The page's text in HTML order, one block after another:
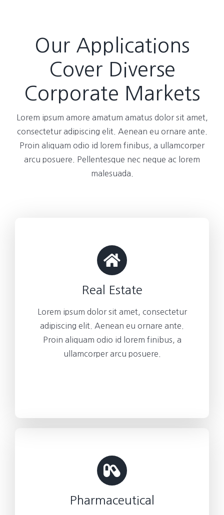
Our Applications
Cover Diverse
Corporate Markets
Lorem ipsum amore amatum amatus dolor sit amet,
consectetur adipiscing elit. Aenean eu ornare ante.
Proin aliquam odio id lorem finibus, a ullamcorper
arcu posuere. Pellentesque nec neque ac lorem
malesuada.
Real Estate
Lorem ipsum dolor sit amet, consectetur
adipiscing elit. Aenean eu ornare ante.
Proin aliquam odio id lorem finibus, a
ullamcorper arcu posuere.
Pharmaceutical